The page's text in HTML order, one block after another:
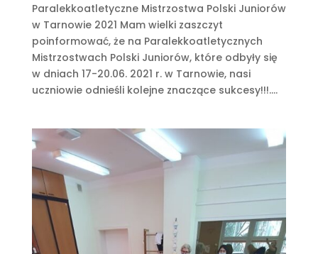
Paralekkoatletyczne Mistrzostwa Polski Juniorów
w Tarnowie 2021 Mam wielki zaszczyt
poinformować, że na Paralekkoatletycznych
Mistrzostwach Polski Juniorów, które odbyły się
w dniach 17-20.06. 2021 r. w Tarnowie, nasi
uczniowie odnieśli kolejne znaczące sukcesy!!!....